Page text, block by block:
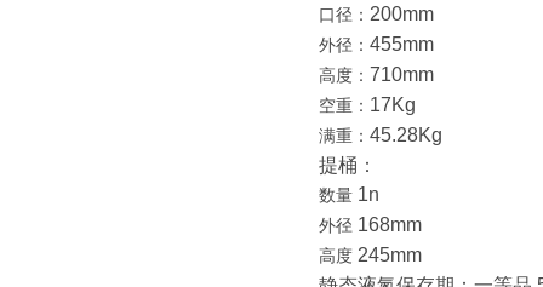
口径： 200mm
外径： 455mm
高度： 710mm
空重： 17Kg
满重： 45.28Kg
提桶：
数量 1n
外径 168mm
高度 245mm